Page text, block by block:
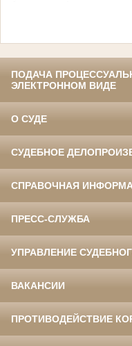
ПОДАЧА
ЭЛЕКТРОННОМ ВИДЕ
О СУДЕ
СУДЕБНОЕ
СПРАВОЧНАЯ
ПРЕСС-СЛУЖБА
УПРАВЛЕНИЕ
ВАКАНСИИ
ПРОТИВОДЕЙСТВИЕ